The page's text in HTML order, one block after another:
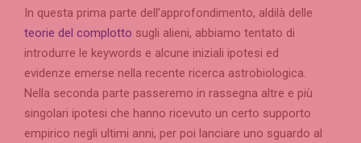
In questa prima parte dell’approfondimento, aldilà delle
teorie del complotto sugli alieni, abbiamo tentato di
introdurre le keywords e alcune iniziali ipotesi ed
evidenze emerse nella recente ricerca astrobiologica.
Nella seconda parte passeremo in rassegna altre e più
singolari ipotesi che hanno ricevuto un certo supporto
empirico negli ultimi anni, per poi lanciare uno sguardo al